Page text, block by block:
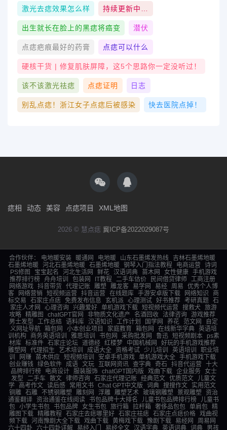
激光去痣效果怎么样 持续更新中…
出生就长在脸上的黑痣将癌变 潜伏
点痣疤痕最好的药膏 点痣可以什么
硬核干货 | 修复肌肤屏障，这5个思路你一定没听过！
该不该激光祛痣 点痣证明 日志
别乱点痣！浙江女子点痣后被感染 快去医院点掉！
痣相 动态 美容 点痣项目 XML地图
2026 © 慧点痣 冀ICP备2022029087号
合作伙伴： 电地暖安装 暖通网 电地暖 山东石墨烯发热线
吉林石墨烯地暖
石墨烯地暖
河北石墨烯地暖 石墨烯地暖 钢琴入门指法教程 电商运营
诗词
PS修图
宝宝起名 河北生活网 鲜花 汉语词典 苗木网 女性健康 手机游戏
推荐排行榜
舟舟培训 包装网 IT教程 二手车估价 民间借贷律师
工商注册
网络游戏 抖音带货 代理记账 雕塑 雕龙客 易学网 易经 周易
优秀个人博
客
网络营销 短视频运营 抖音运营 在线题库 手游安卓版下载 网络知识
商
标交易
石家庄点痣 免费发布信息 玄机派 心理测试 好书推荐 考研真题 石
家庄人才网
心理咨询 兴趣爱好 单机游戏下载 短视频代运营 搜救犬 旅游
攻略 精雕图 chatGPT官网 非物质文化遗产 名酒回收 法律咨询 游戏推荐
男士发型
工作总结 语料库 汉语知识 工作计划 国学网 养花 范文网
自定
义网址导航 箱包网 小本创业项目 家庭教育 箱包网 在线新华字典 英语培
训机构
商务英语培训 雅思培训 书包网 采购批发网 鲁迅 短视频剧本
ps素
材库
标准件 石家庄论坛 道德经 红楼梦 中国机械网
好玩的手机游戏推荐
雕塑网
代理招生 艺术培训 成语大全 资格考试 少儿培训 英语培训
职业培
训
网赚 苗木供应 短视频培训 安卓手机游戏 单机游戏大全
手机游戏下载
创业赚钱 绿色软件 成语 文玩 互联网资讯 查字典 奇石 抖音代运营 十大
品牌排行榜
电商设计 服装服饰 chatGPT国内版 戏曲下载 企业服务
女士
发型
二手车 散文 律师咨询 石家庄代理记账 经典范文 优质范文
儿童文
学 高考作文 读后感 常用文书 Chat GPT中文版 词典 搜搜作文
实用范文
铜雕 石雕 不锈钢雕塑 雕刻网 浮雕 雕塑艺术 玻璃钢雕塑 景观雕塑
资治
通鉴翻译
资治通鉴在线阅读 书包品牌十大排名 儿童书包品牌排行榜
儿童书
包 小学生书包 书包品牌 女生书包 旅行箱 拉杆箱 奢侈品包包 单肩包 精
雕图下载 精雕教程 石家庄去痣哪里好 石家庄祛痣 石家庄点痣价格 戏曲视
频下载
河南豫剧大全下载 戏曲下载 黄梅戏下载 豫剧下载 易经网
周易网
六十四卦
六十四卦详解 易经入门 易经全文 汉语字典 英语词典 词典 男孩